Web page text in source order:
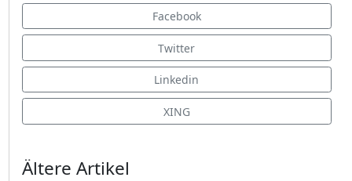
Facebook
Twitter
Linkedin
XING
Ältere Artikel